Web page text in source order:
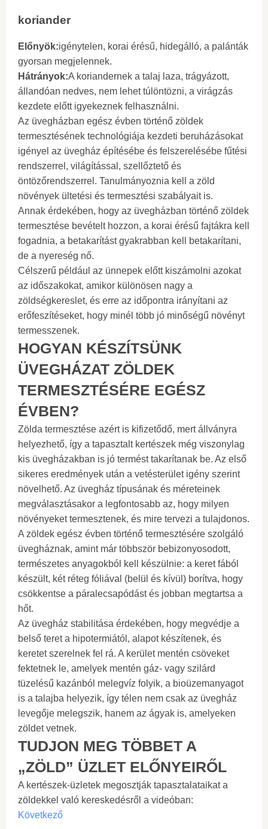
koriander
Előnyök:igénytelen, korai érésű, hidegálló, a palánták
gyorsan megjelennek.
Hátrányok:A koriandernek a talaj laza, trágyázott,
állandóan nedves, nem lehet túlöntözni, a virágzás
kezdete előtt igyekeznek felhasználni.
Az üvegházban egész évben történő zöldek
termesztésének technológiája kezdeti beruházásokat
igényel az üvegház építésébe és felszerelésébe fűtési
rendszerrel, világítással, szellőztető és
öntözőrendszerrel. Tanulmányoznia kell a zöld
növények ültetési és termesztési szabályait is.
Annak érdekében, hogy az üvegházban történő zöldek
termesztése bevételt hozzon, a korai érésű fajtákra kell
fogadnia, a betakarítást gyakrabban kell betakarítani,
de a nyereség nő.
Célszerű például az ünnepek előtt kiszámolni azokat
az időszakokat, amikor különösen nagy a
zöldségkereslet, és erre az időpontra irányítani az
erőfeszítéseket, hogy minél több jó minőségű növényt
termesszenek.
HOGYAN KÉSZÍTSÜNK
ÜVEGHÁZAT ZÖLDEK
TERMESZTÉSÉRE EGÉSZ
ÉVBEN?
Zölda termesztése azért is kifizetődő, mert állványra
helyezhető, így a tapasztalt kertészek még viszonylag
kis üvegházakban is jó termést takarítanak be. Az első
sikeres eredmények után a vetésterület igény szerint
növelhető. Az üvegház típusának és méreteinek
megválasztásakor a legfontosabb az, hogy milyen
növényeket termesztenek, és mire tervezi a tulajdonos.
A zöldek egész évben történő termesztésére szolgáló
üvegháznak, amint már többször bebizonyosodott,
természetes anyagokból kell készülnie: a keret fából
készült, két réteg fóliával (belül és kívül) borítva, hogy
csökkentse a páralecsapódást és jobban megtartsa a
hőt.
Az üvegház stabilitása érdekében, hogy megvédje a
belső teret a hipotermiától, alapot készítenek, és
keretet szerelnek fel rá. A kerület mentén csöveket
fektetnek le, amelyek mentén gáz- vagy szilárd
tüzelésű kazánból melegvíz folyik, a bioüzemanyagot
is a talajba helyezik, így télen nem csak az üvegház
levegője melegszik, hanem az ágyak is, amelyeken
zöldet vetnek.
TUDJON MEG TÖBBET A
„ZÖLD” ÜZLET ELŐNYEIRŐL
A kertészek-üzletek megosztják tapasztalataikat a
zöldekkel való kereskedésről a videóban:
Következő